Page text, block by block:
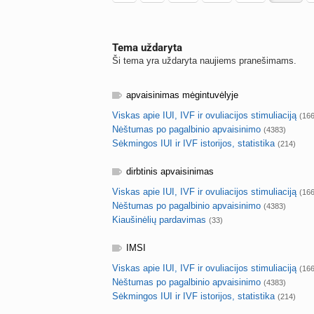
Tema uždaryta
Ši tema yra uždaryta naujiems pranešimams.
apvaisinimas mėgintuvėlyje
Viskas apie IUI, IVF ir ovuliacijos stimuliaciją
Nėštumas po pagalbinio apvaisinimo (4383)
Sėkmingos IUI ir IVF istorijos, statistika (214)
dirbtinis apvaisinimas
Viskas apie IUI, IVF ir ovuliacijos stimuliaciją
Nėštumas po pagalbinio apvaisinimo (4383)
Kiaušinėlių pardavimas (33)
IMSI
Viskas apie IUI, IVF ir ovuliacijos stimuliaciją
Nėštumas po pagalbinio apvaisinimo (4383)
Sėkmingos IUI ir IVF istorijos, statistika (214)